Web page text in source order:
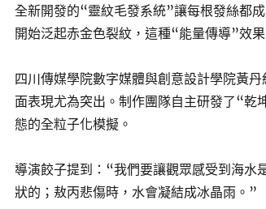
全新開發的“靈紋毛發系統”讓每根發絲都
開始泛起赤金色裂紋，這種“能量傳導”效
四川傳媒學院數字媒體與創意設計學院黃
面表現尤為突出。制作團隊自主研發了“乾
態的全粒子化模擬。
導演餃子提到：“我們要讓觀眾感受到海
狀的；敖丙悲傷時，水會凝結成冰晶雨。”